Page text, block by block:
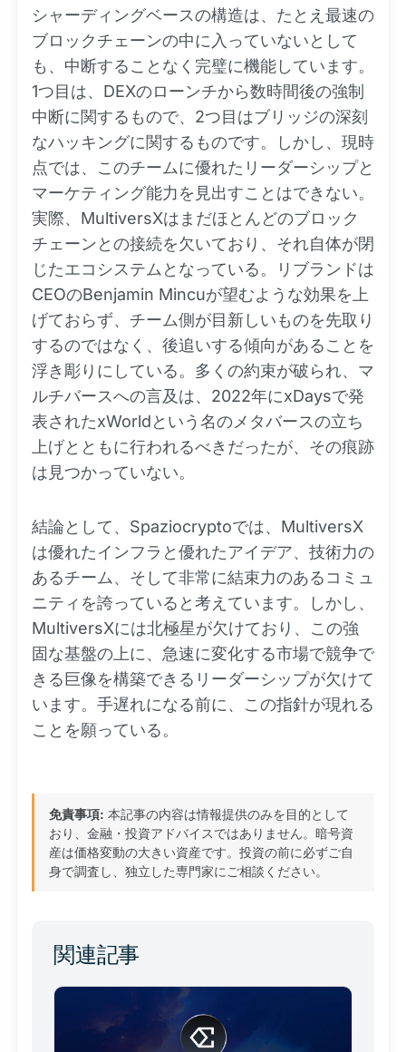
シャーディングベースの構造は、たとえ最速の
ブロックチェーンの中に入っていないとして
も、中断することなく完璧に機能しています。
1つ目は、DEXのローンチから数時間後の強制
中断に関するもので、2つ目はブリッジの深刻
なハッキングに関するものです。しかし、現時
点では、このチームに優れたリーダーシップと
マーケティング能力を見出すことはできない。
実際、MultiversXはまだほとんどのブロック
チェーンとの接続を欠いており、それ自体が閉
じたエコシステムとなっている。リブランドは
CEOのBenjamin Mincuが望むような効果を上
げておらず、チーム側が目新しいものを先取り
するのではなく、後追いする傾向があることを
浮き彫りにしている。多くの約束が破られ、マ
ルチバースへの言及は、2022年にxDaysで発
表されたxWorldという名のメタバースの立ち
上げとともに行われるべきだったが、その痕跡
は見つかっていない。
結論として、Spaziocryptoでは、MultiversX
は優れたインフラと優れたアイデア、技術力の
あるチーム、そして非常に結束力のあるコミュ
ニティを誇っていると考えています。しかし、
MultiversXには北極星が欠けており、この強
固な基盤の上に、急速に変化する市場で競争で
きる巨像を構築できるリーダーシップが欠けて
います。手遅れになる前に、この指針が現れる
ことを願っている。
免責事項: 本記事の内容は情報提供のみを目的として
おり、金融・投資アドバイスではありません。暗号資
産は価格変動の大きい資産です。投資の前に必ずご自
身で調査し、独立した専門家にご相談ください。
関連記事